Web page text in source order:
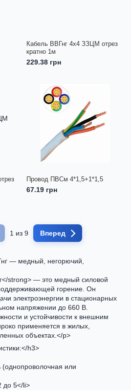
Кабель ВВГнг 4х4 ЗЗЦМ отрез
кратно 1м
229.38 грн
Провод ПВСм 4*1,5+1*1,5
67.19 грн
1 из 9 Вперед
— медный, негорючий,
strong> — это медный силовой
горение. Он
электроэнергии в стационарных
напряжении до 660 В.
и устойчивости к внешним
применяется в жилых,
объектах.</p>
h3>
или
до 5</li>